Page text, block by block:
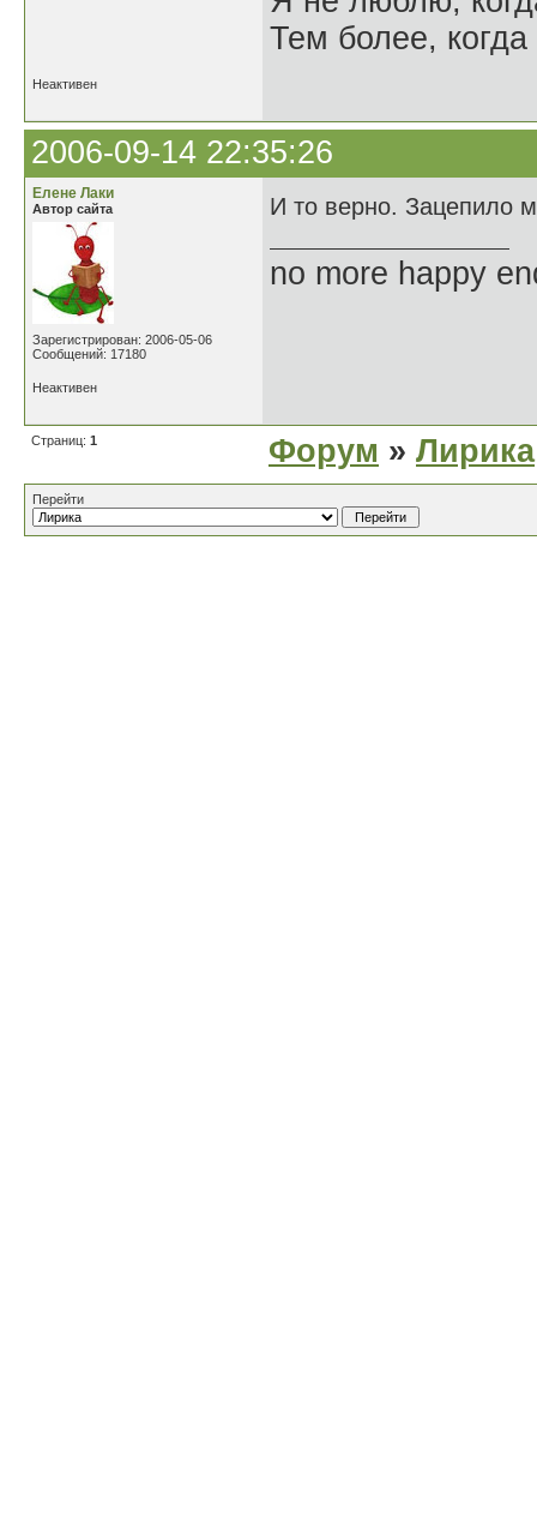
Тем более,
Неактивен
2006-09-14 22:35:26
Елене Лаки
Автор сайта
Зарегистрирован: 2006-05-06
Сообщений: 17180
И то верно. Зацепило
no more happy
Неактивен
Страниц: 1 Форум » Лирика
Перейти